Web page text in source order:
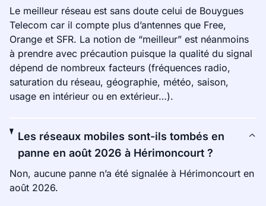
Le meilleur réseau est sans doute celui de Bouygues
Telecom car il compte plus d’antennes que Free,
Orange et SFR. La notion de “meilleur” est néanmoins
à prendre avec précaution puisque la qualité du signal
dépend de nombreux facteurs (fréquences radio,
saturation du réseau, géographie, météo, saison,
usage en intérieur ou en extérieur…).
Les réseaux mobiles sont-ils tombés en
panne en août 2026 à Hérimoncourt ?
Non, aucune panne n’a été signalée à Hérimoncourt en
août 2026.